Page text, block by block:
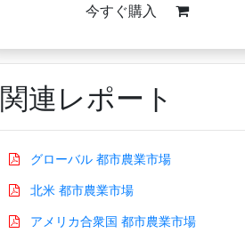
今すぐ購入
関連レポート
グローバル 都市農業市場
北米 都市農業市場
アメリカ合衆国 都市農業市場